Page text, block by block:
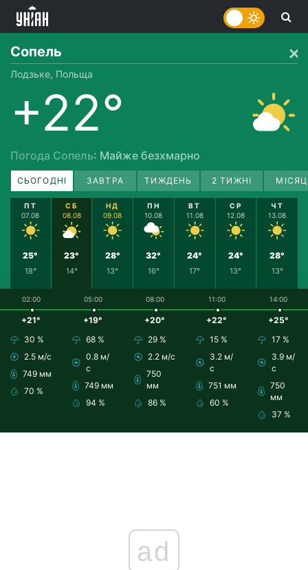
Сопель
Лодзьке, Польща
+22°
Погода Сопель: Майже безхмарно
СЬОГОДНІ ЗАВТРА ТИЖДЕНЬ 2 ТИЖНІ
ПТ
07.08
25°
18°
СБ
08.08
23°
14°
НД
09.08
28°
13°
ПН
10.08
32°
16°
ВТ
11.08
24°
17°
СР
12.08
24°
13°
ЧТ
13.08
28°
13°
02:00
+21°
30 %
2.5 м/с
749 мм
70 %
05:00
+19°
68 %
0.8 м/
с
749 мм
94 %
08:00
+20°
29 %
2.2 м/с
750
мм
86 %
11:00
+22°
15 %
3.2 м/
с
751 мм
60 %
14:00
+25°
17 %
3.9 м/
с
750
мм
37 %
ad